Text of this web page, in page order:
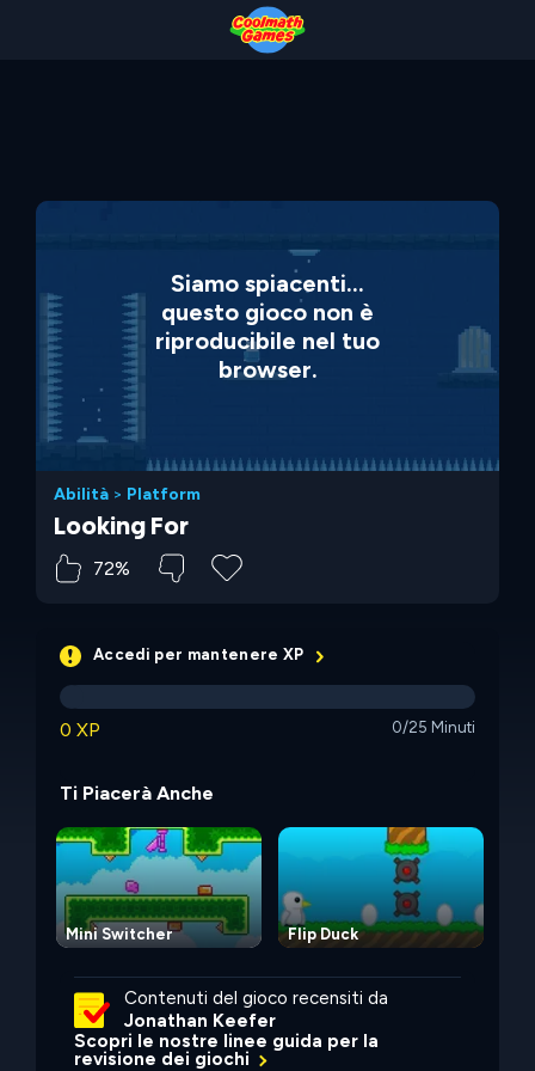
Siamo spiacenti...
questo gioco non è
riproducibile nel tuo
browser.
Abilità > Platform
Looking For
72%
Accedi per mantenere XP
0 XP 0/25 Minuti
Ti Piacerà Anche
Mini Switcher Flip Duck
Contenuti del gioco recensiti da
Jonathan Keefer
Scopri le nostre linee guida per la
revisione dei giochi